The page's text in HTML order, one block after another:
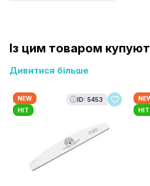
Із цим товаром
Дивитися більше
NEW
HIT
ID: 5453
HIT